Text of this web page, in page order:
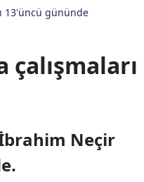
13'üncü gününde
Neçir